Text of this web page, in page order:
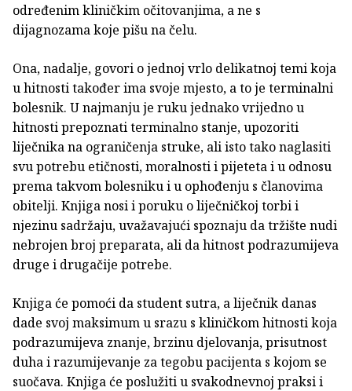
određenim kliničkim očitovanjima, a ne s
dijagnozama koje pišu na čelu.
Ona, nadalje, govori o jednoj vrlo delikatnoj temi koja
u hitnosti također ima svoje mjesto, a to je terminalni
bolesnik. U najmanju je ruku jednako vrijedno u
hitnosti prepoznati terminalno stanje, upozoriti
liječnika na ograničenja struke, ali isto tako naglasiti
svu potrebu etičnosti, moralnosti i pijeteta i u odnosu
prema takvom bolesniku i u ophođenju s članovima
obitelji. Knjiga nosi i poruku o liječničkoj torbi i
njezinu sadržaju, uvažavajući spoznaju da tržište nudi
nebrojen broj preparata, ali da hitnost podrazumijeva
druge i drugačije potrebe.
Knjiga će pomoći da student sutra, a liječnik danas
dade svoj maksimum u srazu s kliničkom hitnosti koja
podrazumijeva znanje, brzinu djelovanja, prisutnost
duha i razumijevanje za tegobu pacijenta s kojom se
suočava. Knjiga će poslužiti u svakodnevnoj praksi i